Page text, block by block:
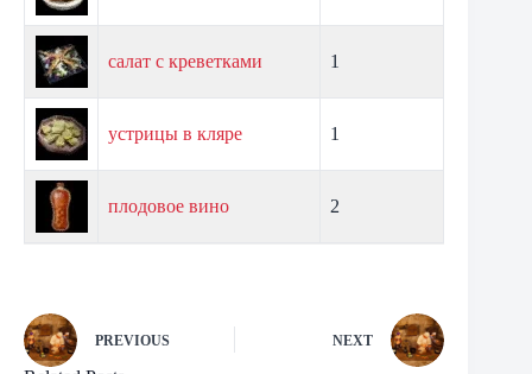
салат с креветками 1
устрицы в кляре 1
плодовое вино 2
PREVIOUS NEXT